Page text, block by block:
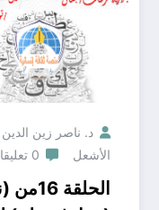
د. ناصر زين الدين
الأشعل
0 تعليقات